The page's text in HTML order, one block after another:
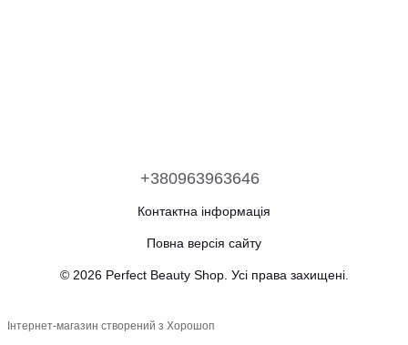
+380963963646
Контактна інформація
Повна версія сайту
© 2026 Perfect Beauty Shop. Усі права захищені.
Інтернет-магазин створений з Хорошоп